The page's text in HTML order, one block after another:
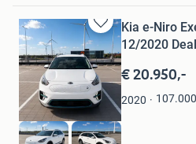
Bewaren
in
Mijn
Favorieten
Kia e-Niro
12/
€ 20.950,-
2020 107.000
Oualid